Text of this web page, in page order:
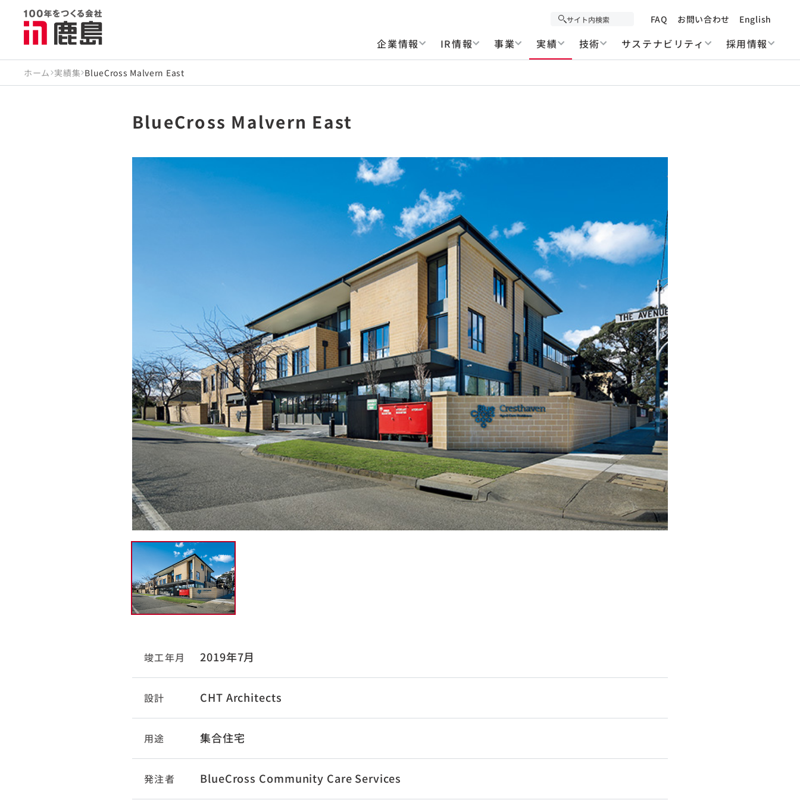
FAQ お問い合わせ English
企業情報 IR情報 事業 実績 技術 サステナビリティ 採用情報
ホーム 実績集 BlueCross Malvern East
BlueCross Malvern East
竣工年月 2019年7月
設計 CHT Architects
用途 集合住宅
発注者 BlueCross Community Care Services